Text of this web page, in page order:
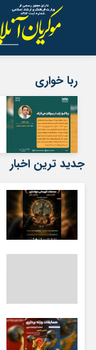
ربا خواری
جدید ترین اخبار